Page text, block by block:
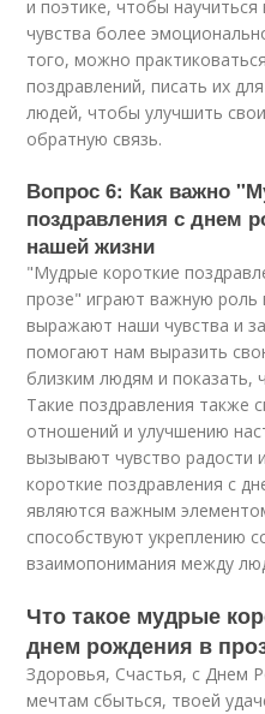
и поэтике, чтобы
чувства более
того, можно
поздравлений, писать их
людей, чтобы улучшить
обратную связь.
Вопрос 6: Как важно
поздравления с днем
нашей жизни
"Мудрые короткие
прозе" играют важную роль
выражают наши чувства и
помогают нам выразить
близким людям и показать,
Такие поздравления также
отношений и улучшению
вызывают чувство радости
короткие поздравления с
являются важным
способствуют укреплению
взаимопонимания между
Что такое мудрые
днем рождения в
Здоровья, Счастья, с Днем
мечтам сбыться, твоей